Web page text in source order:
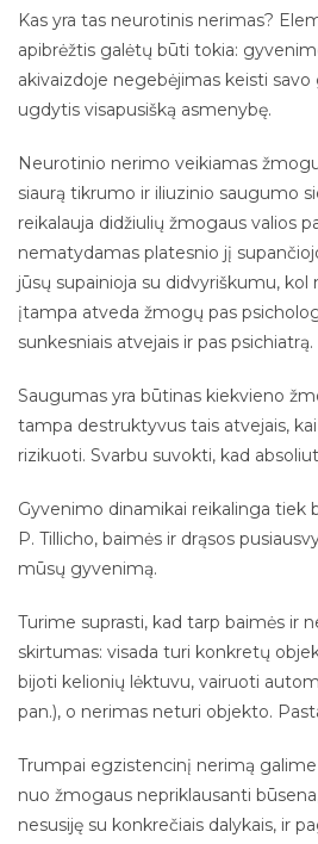
Kas yra tas neurotinis nerimas?
apibrėžtis galėtų būti tokia:
akivaizdoje negebėjimas keisti
ugdytis visapusišką asmenybę.
Neurotinio nerimo veikiamas
siaurą tikrumo ir iliuzinio saugumo
reikalauja didžiulių žmogaus valios
nematydamas platesnio jį
jūsų supainioja su didvyriškumu,
įtampa atveda žmogų pas
sunkesniais atvejais ir pas psichiatrą.
Saugumas yra būtinas kiekvieno
tampa destruktyvus tais atvejais,
rizikuoti. Svarbu suvokti, kad
Gyvenimo dinamikai reikalinga tiek
P. Tillicho, baimės ir drąsos
mūsų gyvenimą.
Turime suprasti, kad tarp baimės ir
skirtumas: visada turi konkretų
bijoti kelionių lėktuvu, vairuoti
pan.), o nerimas neturi objekto.
Trumpai egzistencinį nerimą
nuo žmogaus nepriklausanti
nesusiję su konkrečiais dalykais, ir